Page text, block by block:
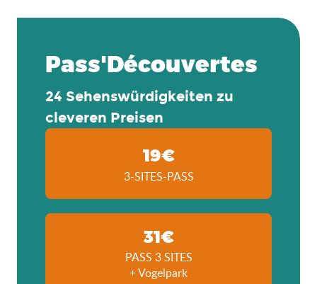
Pass'Découvertes
24 Sehenswürdigkeiten zu
cleveren Preisen
19€
3-SITES-PASS
31€
PASS 3 SITES
+ Vogelpark